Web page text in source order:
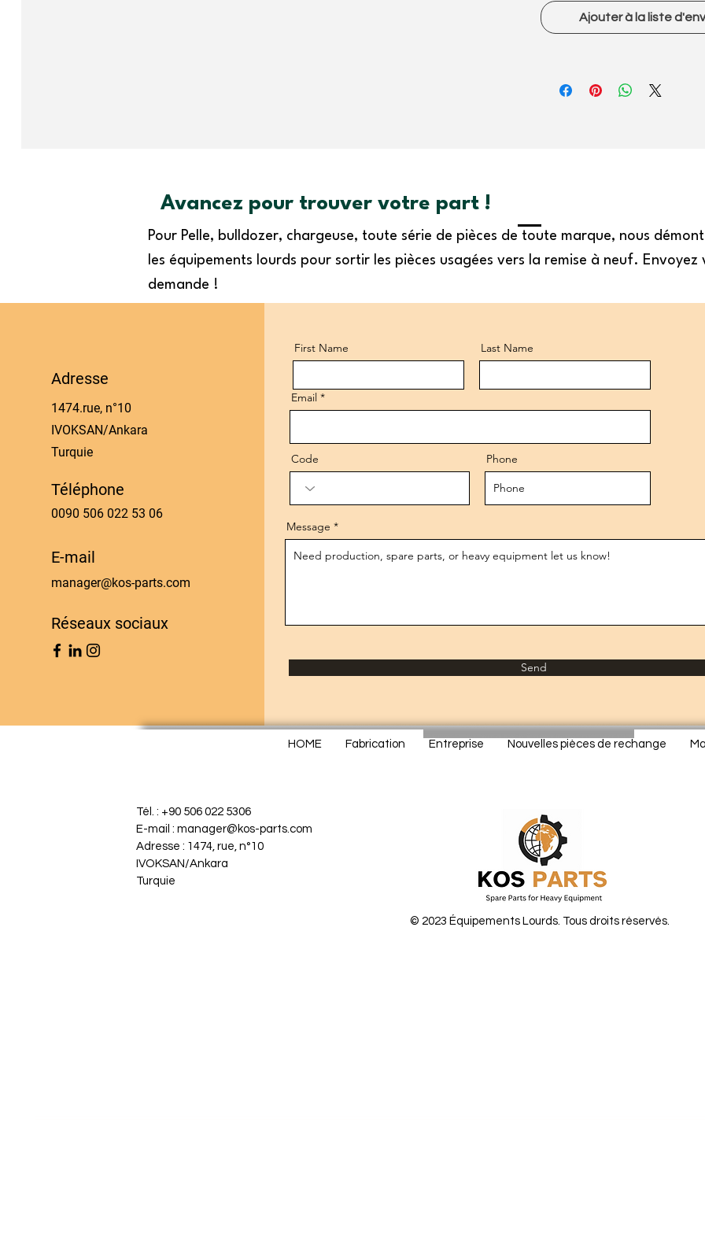
Ajouter à la liste
Avancez pour trouver votre part !
Pour Pelle, bulldozer, chargeuse, toute série de pièces de toute marque, nous
les équipements lourds pour sortir les pièces usagées vers la remise à neuf. Envoyez
demande !
Adresse
1474.rue, n°10
IVOKSAN/Ankara
Turquie
Téléphone
0090 506 022 53 06
E-mail
manager@kos-parts.com
Réseaux sociaux
First Name Last Name
Email
Code Phone
Message
Send
HOME Fabrication Entreprise Nouvelles pièces de rechange
© 2023 Équipements Lourds. Tous droits réservés.
Tél. : +90 506 022 5306
E-mail : manager@kos-parts.com
Adresse : 1474, rue, n°10
IVOKSAN/Ankara
Turquie